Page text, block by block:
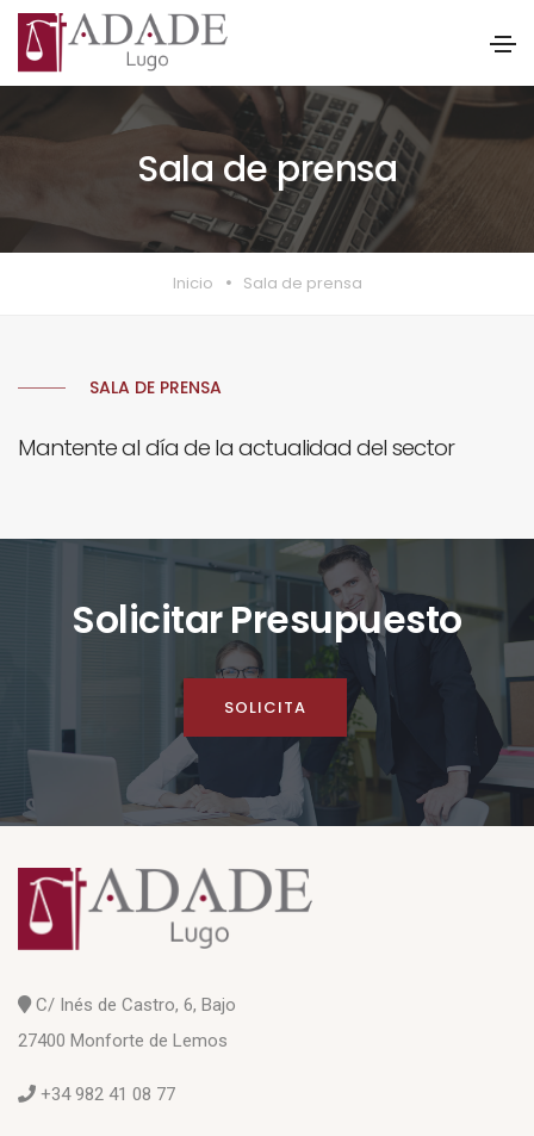
Sala de prensa
Inicio Sala de prensa
SALA DE PRENSA
Mantente al día de la actualidad del sector
Solicitar Presupuesto
SOLICITA
C/ Inés de Castro, 6, Bajo
27400 Monforte de Lemos
+34 982 41 08 77